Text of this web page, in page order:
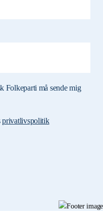
Folkeparti må sende mig
privatlivspolitik